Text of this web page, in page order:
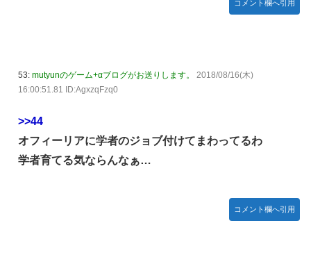
コメント欄へ引用
53: mutyunのゲーム+αブログがお送りします。
2018/08/16(木)
16:00:51.81 ID:AgxzqFzq0
>>44
オフィーリアに学者のジョブ付けてまわってるわ
学者育てる気ならんなぁ…
コメント欄へ引用